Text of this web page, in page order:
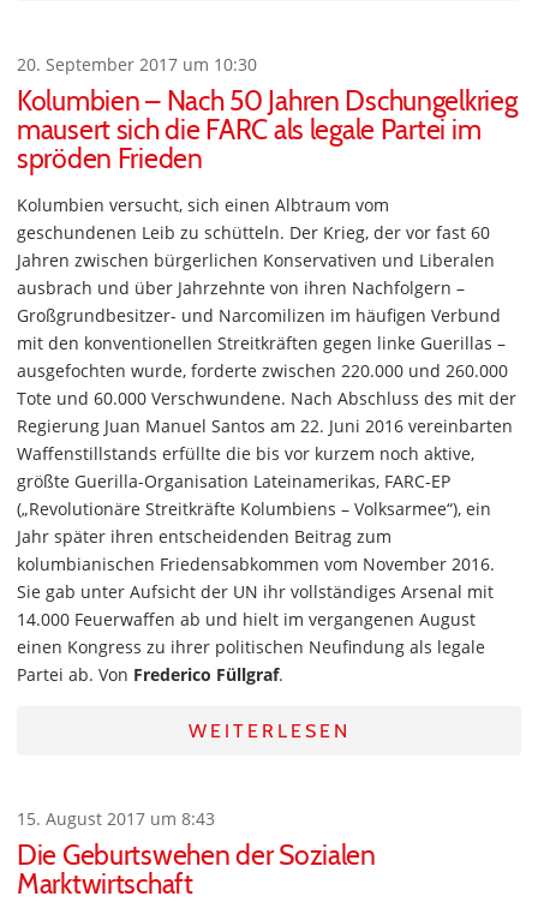
20. September 2017 um 10:30
Kolumbien – Nach 50 Jahren Dschungelkrieg
mausert sich die FARC als legale Partei im
spröden Frieden
Kolumbien versucht, sich einen Albtraum vom
geschundenen Leib zu schütteln. Der Krieg, der vor fast 60
Jahren zwischen bürgerlichen Konservativen und Liberalen
ausbrach und über Jahrzehnte von ihren Nachfolgern –
Großgrundbesitzer- und Narcomilizen im häufigen Verbund
mit den konventionellen Streitkräften gegen linke Guerillas –
ausgefochten wurde, forderte zwischen 220.000 und 260.000
Tote und 60.000 Verschwundene. Nach Abschluss des mit der
Regierung Juan Manuel Santos am 22. Juni 2016 vereinbarten
Waffenstillstands erfüllte die bis vor kurzem noch aktive,
größte Guerilla-Organisation Lateinamerikas, FARC-EP
(„Revolutionäre Streitkräfte Kolumbiens – Volksarmee“), ein
Jahr später ihren entscheidenden Beitrag zum
kolumbianischen Friedensabkommen vom November 2016.
Sie gab unter Aufsicht der UN ihr vollständiges Arsenal mit
14.000 Feuerwaffen ab und hielt im vergangenen August
einen Kongress zu ihrer politischen Neufindung als legale
Partei ab. Von Frederico Füllgraf.
WEITERLESEN
15. August 2017 um 8:43
Die Geburtswehen der Sozialen
Marktwirtschaft